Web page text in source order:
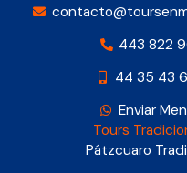
k
443 822
44 35 43
Enviar
Tours
Pátzcuaro